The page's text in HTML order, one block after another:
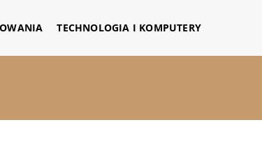
TECHNOLOGIA I KOMPUTERY